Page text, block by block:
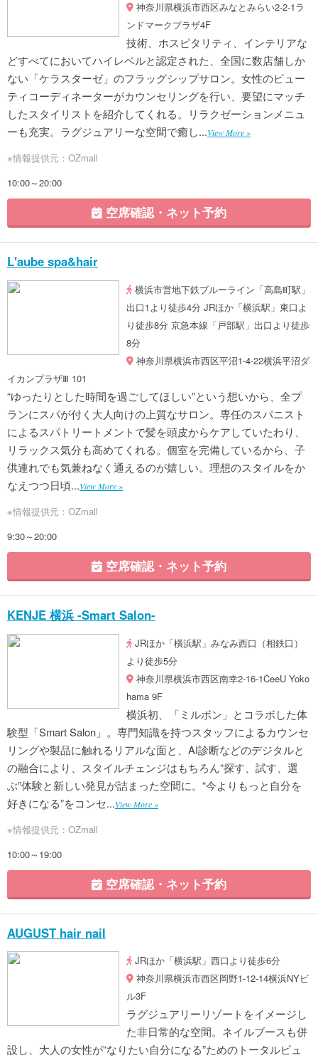
神奈川県横浜市西区みなとみらい2-2-1ラ
ンドマークプラザ4F
技術、ホスピタリティ、インテリアな
どすべてにおいてハイレベルと認定された、全国に数店舗しか
ない「ケラスターゼ」のフラッグシップサロン。女性のビュー
ティコーディネーターがカウンセリングを行い、要望にマッチ
したスタイリストを紹介してくれる。リラクゼーションメニュ
ーも充実。ラグジュアリーな空間で癒し...View More »
※情報提供元：OZmall
10:00～20:00
空席確認・ネット予約
L'aube spa&hair
横浜市営地下鉄ブルーライン「高島町駅」
出口1より徒歩4分 JRほか「横浜駅」東口よ
り徒歩8分 京急本線「戸部駅」出口より徒歩
8分
神奈川県横浜市西区平沼1-4-22横浜平沼ダ
イカンプラザⅢ 101
“ゆったりとした時間を過ごしてほしい”という想いから、全プ
ランにスパが付く大人向けの上質なサロン。専任のスパニスト
によるスパトリートメントで髪を頭皮からケアしていたわり、
リラックス気分も高めてくれる。個室を完備しているから、子
供連れでも気兼ねなく通えるのが嬉しい。理想のスタイルをか
なえつつ日頃...View More »
※情報提供元：OZmall
9:30～20:00
空席確認・ネット予約
KENJE 横浜 -Smart Salon-
JRほか「橫浜駅」みなみ西口（相鉄口）
より徒歩5分
神奈川県横浜市西区南幸2-16-1CeeU Yoko
hama 9F
横浜初、「ミルボン」とコラボした体
験型「Smart Salon」。専門知識を持つスタッフによるカウンセ
リングや製品に触れるリアルな面と、AI診断などのデジタルと
の融合により、スタイルチェンジはもちろん“探す、試す、選
ぶ”体験と新しい発見が詰まった空間に。“今よりもっと自分を
好きになる”をコンセ...View More »
※情報提供元：OZmall
10:00～19:00
空席確認・ネット予約
AUGUST hair nail
JRほか「横浜駅」西口より徒歩6分
神奈川県横浜市西区岡野1-12-14横浜NYビ
ル3F
ラグジュアリーリゾートをイメージし
た非日常的な空間。ネイルブースも併
設し、大人の女性が“なりたい自分になる”ためのトータルビュ